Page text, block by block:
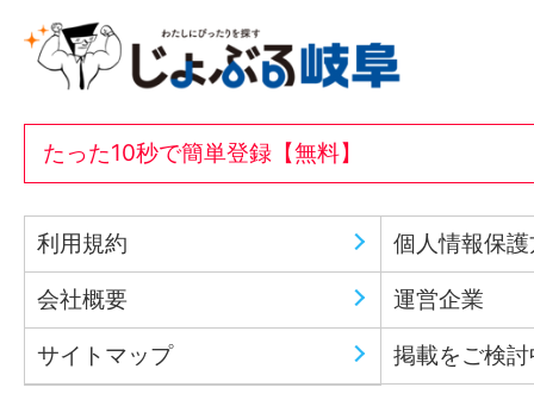
たった10秒で簡単登録【無料】
利用規約 個人情報保
会社概要 運営企業
サイトマップ 掲載をご検